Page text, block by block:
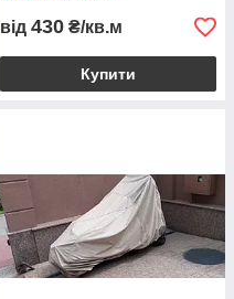
від 430 ₴/кв.м
Купити